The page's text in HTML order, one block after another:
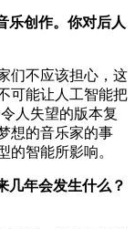
乐创作。你对后人
们不应该担心，这
可能让人工智能把
令人失望的版本复
想的音乐家的事
的智能所影响。
几年会发生什么？